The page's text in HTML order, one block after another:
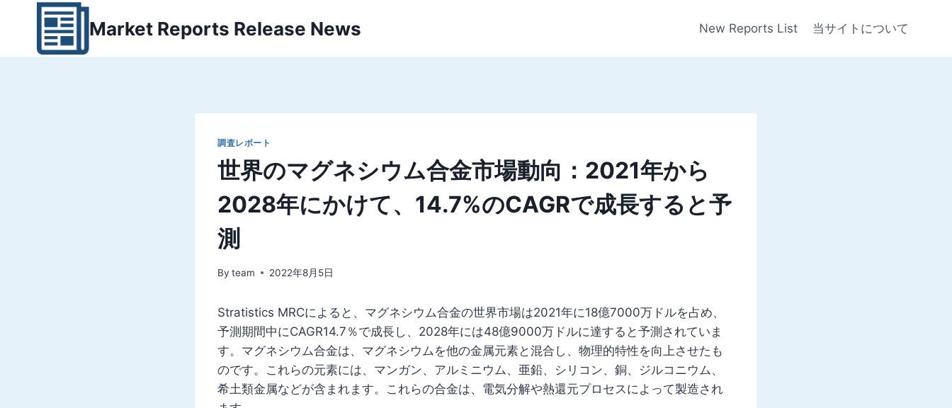
Market Reports Release News New Reports List 当サイトについて
調査レポート
世界のマグネシウム合金市場動向：2021年から
2028年にかけて、14.7%のCAGRで成長すると予
測
By team 2022年8月5日
Stratistics MRCによると、マグネシウム合金の世界市場は2021年に18億7000万ドルを占め、
予測期間中にCAGR14.7％で成長し、2028年には48億9000万ドルに達すると予測されていま
す。マグネシウム合金は、マグネシウムを他の金属元素と混合し、物理的特性を向上させたも
のです。これらの元素には、マンガン、アルミニウム、亜鉛、シリコン、銅、ジルコニウム、
希土類金属などが含まれます。これらの合金は、電気分解や熱還元プロセスによって製造され